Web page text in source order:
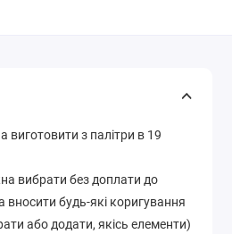
з палітри в 19
вибрати без доплати до
вносити будь-які коригування
або додати, якісь елементи)